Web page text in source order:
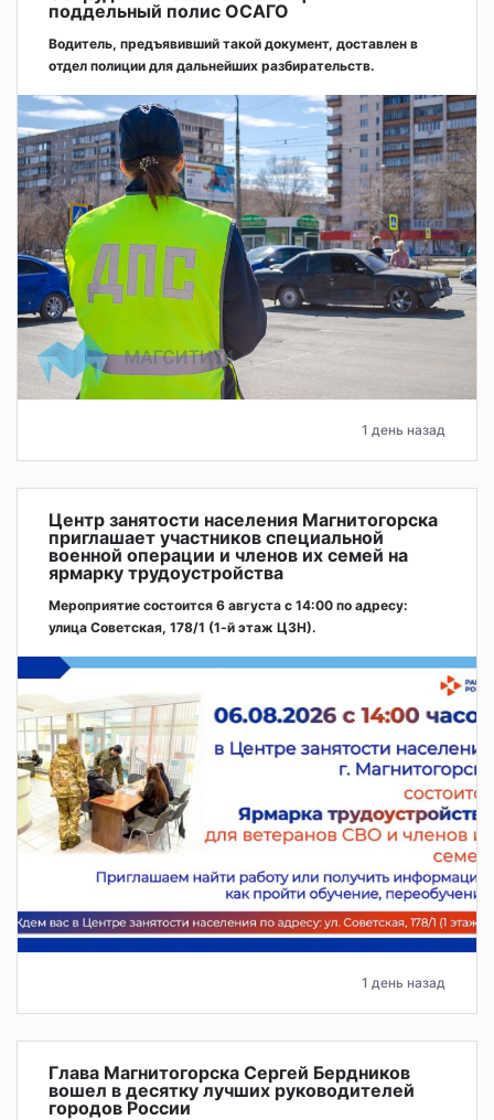
поддельный полис ОСАГО
Водитель, предъявивший такой документ, доставлен в
отдел полиции для дальнейших разбирательств.
1 день назад
Центр занятости населения Магнитогорска
приглашает участников специальной
военной операции и членов их семей на
ярмарку трудоустройства
Мероприятие состоится 6 августа с 14:00 по адресу:
улица Советская, 178/1 (1‑й этаж ЦЗН).
1 день назад
Глава Магнитогорска Сергей Бердников
вошел в десятку лучших руководителей
городов России